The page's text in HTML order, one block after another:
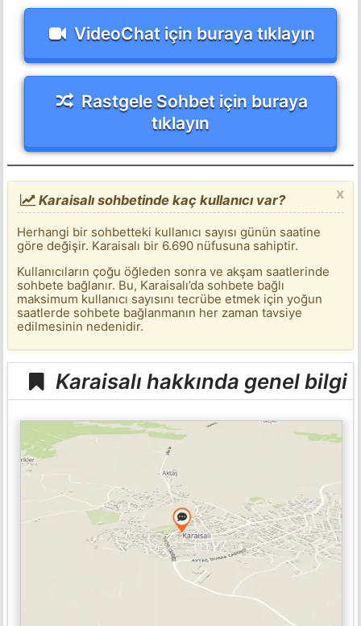
VideoChat için buraya tıklayın
Rastgele Sohbet için buraya
tıklayın
x
Karaisalı sohbetinde kaç kullanıcı var?
Herhangi bir sohbetteki kullanıcı sayısı günün saatine
göre değişir. Karaisalı bir 6.690 nüfusuna sahiptir.
Kullanıcıların çoğu öğleden sonra ve akşam saatlerinde
sohbete bağlanır. Bu, Karaisalı’da sohbete bağlı
maksimum kullanıcı sayısını tecrübe etmek için yoğun
saatlerde sohbete bağlanmanın her zaman tavsiye
edilmesinin nedenidir.
Karaisalı hakkında genel bilgi